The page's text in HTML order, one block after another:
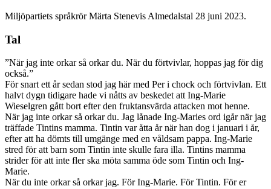
Miljöpartiets språkrör Märta Stenevis Almedalstal 28 juni 2023.
Tal
”När jag inte orkar så orkar du. När du förtvivlar, hoppas jag för dig
också.”
För snart ett år sedan stod jag här med Per i chock och förtvivlan. Ett
halvt dygn tidigare hade vi nåtts av beskedet att Ing-Marie
Wieselgren gått bort efter den fruktansvärda attacken mot henne.
När jag inte orkar så orkar du. Jag lånade Ing-Maries ord igår när jag
träffade Tintins mamma. Tintin var åtta år när han dog i januari i år,
efter att ha dömts till umgänge med en våldsam pappa. Ing-Marie
stred för att barn som Tintin inte skulle fara illa. Tintins mamma
strider för att inte fler ska möta samma öde som Tintin och Ing-
Marie.
När du inte orkar så orkar jag. För Ing-Marie. För Tintin. För er